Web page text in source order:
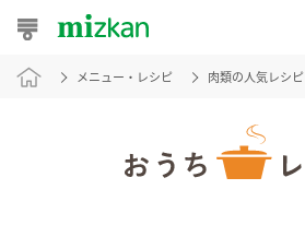
おうちレシピ
メニュー・レシピ 肉類の人気レシピ